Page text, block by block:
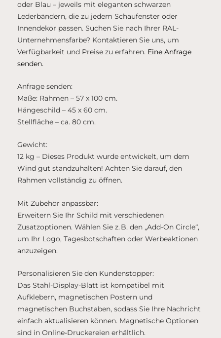
oder Blau – jeweils mit eleganten schwarzen
Lederbändern, die zu jedem Schaufenster oder
Innendekor passen. Suchen Sie nach Ihrer RAL-
Unternehmensfarbe? Kontaktieren Sie uns, um
Verfügbarkeit und Preise zu erfahren. Eine Anfrage
senden.
Anfrage senden:
Maße: Rahmen – 57 x 100 cm.
Hängeschild – 45 x 60 cm.
Stellfläche – ca. 80 cm.
Gewicht:
12 kg – Dieses Produkt wurde entwickelt, um dem
Wind gut standzuhalten! Achten Sie darauf, den
Rahmen vollständig zu öffnen.
Mit Zubehör anpassbar:
Erweitern Sie Ihr Schild mit verschiedenen
Zusatzoptionen. Wählen Sie z. B. den „Add-On Circle“,
um Ihr Logo, Tagesbotschaften oder Werbeaktionen
anzuzeigen.
Personalisieren Sie den Kundenstopper:
Das Stahl-Display-Blatt ist kompatibel mit
Aufklebern, magnetischen Postern und
magnetischen Buchstaben, sodass Sie Ihre Nachricht
einfach aktualisieren können. Magnetische Optionen
sind in Online-Druckereien erhältlich.